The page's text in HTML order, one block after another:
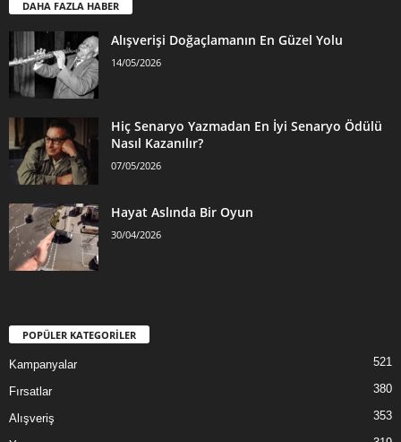
DAHA FAZLA HABER
Alışverişi Doğaçlamanın En Güzel Yolu
14/05/2026
Hiç Senaryo Yazmadan En İyi Senaryo Ödülü
Nasıl Kazanılır?
07/05/2026
Hayat Aslında Bir Oyun
30/04/2026
POPÜLER KATEGORİLER
Kampanyalar 521
Fırsatlar 380
Alışveriş 353